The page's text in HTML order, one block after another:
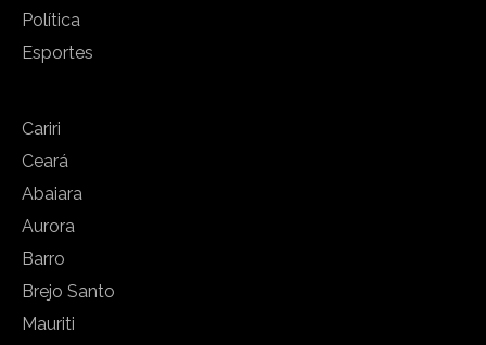
Política
Esportes
Cariri
Ceará
Abaiara
Aurora
Barro
Brejo Santo
Mauriti